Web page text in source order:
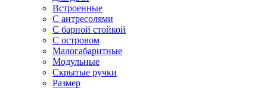
Встроенные
С антресолями
С барной стойкой
С островом
Малогабаритные
Модульные
Скрытые ручки
Размер